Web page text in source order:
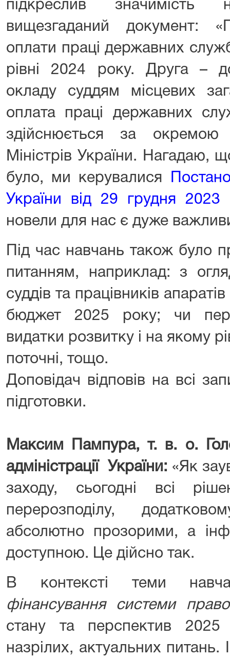
підкреслив значимість
вищезгаданий документ:
оплати праці державних
рівні 2024 року. Друга –
окладу суддям місцевих
оплата праці державних
здійснюється за окремою
Міністрів України. Нагадаю,
було, ми керувалися
України від 29 грудня
новели для нас є дуже
Під час навчань також було
питанням, наприклад: з
суддів та працівників
бюджет 2025 року; чи
видатки розвитку і на якому
поточні, тощо.
Доповідач відповів на всі
підготовки.
Максим Пампура, т. в. о.
адміністрації України : «Як
заходу, сьогодні всі
перерозподілу,
абсолютно прозорими, а
доступною. Це дійсно так.
В контексті теми
фінансування системи
стану та перспектив
назрілих, актуальних питань.